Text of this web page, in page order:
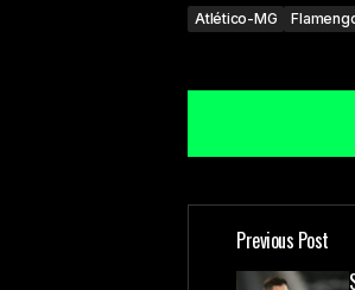
Atlético-MG
O seu
Previous Post